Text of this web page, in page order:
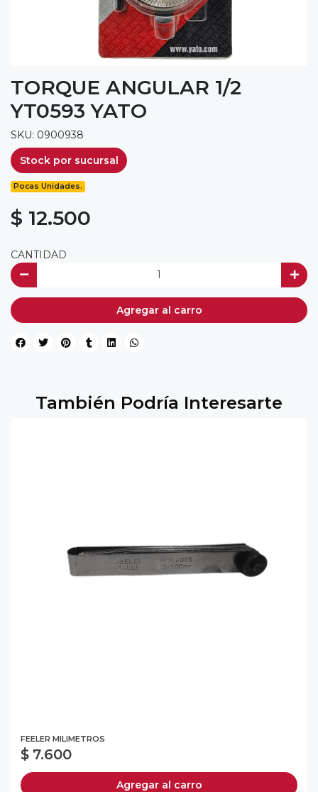
TORQUE ANGULAR 1/2
YT0593 YATO
SKU: 0900938
Stock por sucursal
Pocas Unidades.
$ 12.500
CANTIDAD
Agregar al carro
También Podría Interesarte
FEELER MILIMETROS
$ 7.600
Agregar al carro